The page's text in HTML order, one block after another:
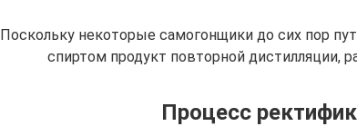
Поскольку некоторые самогонщики до сих пор
спиртом продукт повторной дистилляции,
Процесс